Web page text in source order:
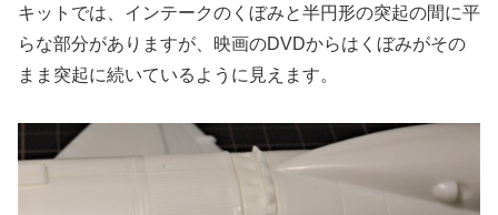
キットでは、インテークのくぼみと半円形の突起の間に平
らな部分がありますが、映画のDVDからはくぼみがその
まま突起に続いているように見えます。